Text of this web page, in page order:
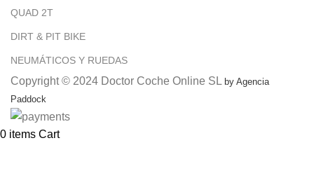
QUAD 2T
DIRT & PIT BIKE
NEUMÁTICOS Y RUEDAS
Copyright © 2024 Doctor Coche Online SL by Agencia
Paddock
0 items Cart